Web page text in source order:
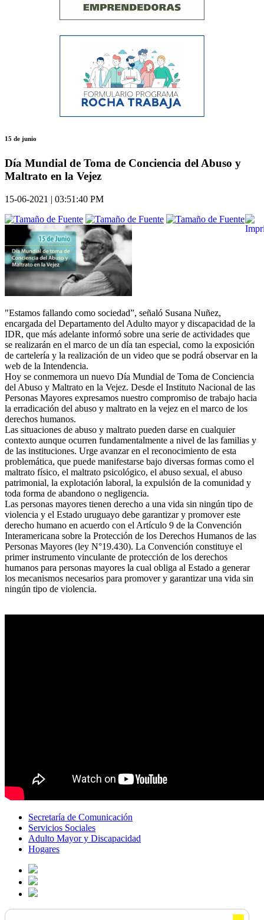
15 de junio
Día Mundial de Toma de Conciencia del Abuso y
Maltrato en la Vejez
15-06-2021 | 03:51:40 PM
"Estamos fallando como sociedad”, señaló Susana Nuñez,
encargada del Departamento del Adulto mayor y discapacidad de la
IDR, que más adelante informó sobre una serie de actividades que
se realizarán en el marco de un día tan especial, como la exposición
de cartelería y la realización de un video que se podrá observar en la
web de la Intendencia.
Hoy se conmemora un nuevo Día Mundial de Toma de Conciencia
del Abuso y Maltrato en la Vejez. Desde el Instituto Nacional de las
Personas Mayores expresamos nuestro compromiso de trabajo hacia
la erradicación del abuso y maltrato en la vejez en el marco de los
derechos humanos.
Las situaciones de abuso y maltrato pueden darse en cualquier
contexto aunque ocurren fundamentalmente a nivel de las familias y
de las instituciones. Urge avanzar en el reconocimiento de esta
problemática, que puede manifestarse bajo diversas formas como el
maltrato físico, el maltrato psicológico, el abuso sexual, el abuso
patrimonial, la explotación laboral, la expulsión de la comunidad y
toda forma de abandono o negligencia.
Las personas mayores tienen derecho a una vida sin ningún tipo de
violencia y el Estado uruguayo debe garantizar y promover este
derecho humano en acuerdo con el Artículo 9 de la Convención
Interamericana sobre la Protección de los Derechos Humanos de las
Personas Mayores (ley N°19.430). La Convención constituye el
primer instrumento vinculante de protección de los derechos
humanos para personas mayores la cual obliga al Estado a generar
los mecanismos necesarios para promover y garantizar una vida sin
ningún tipo de violencia.
Secretaría de Comunicación
Servicios Sociales
Adulto Mayor y Discapacidad
Hogares